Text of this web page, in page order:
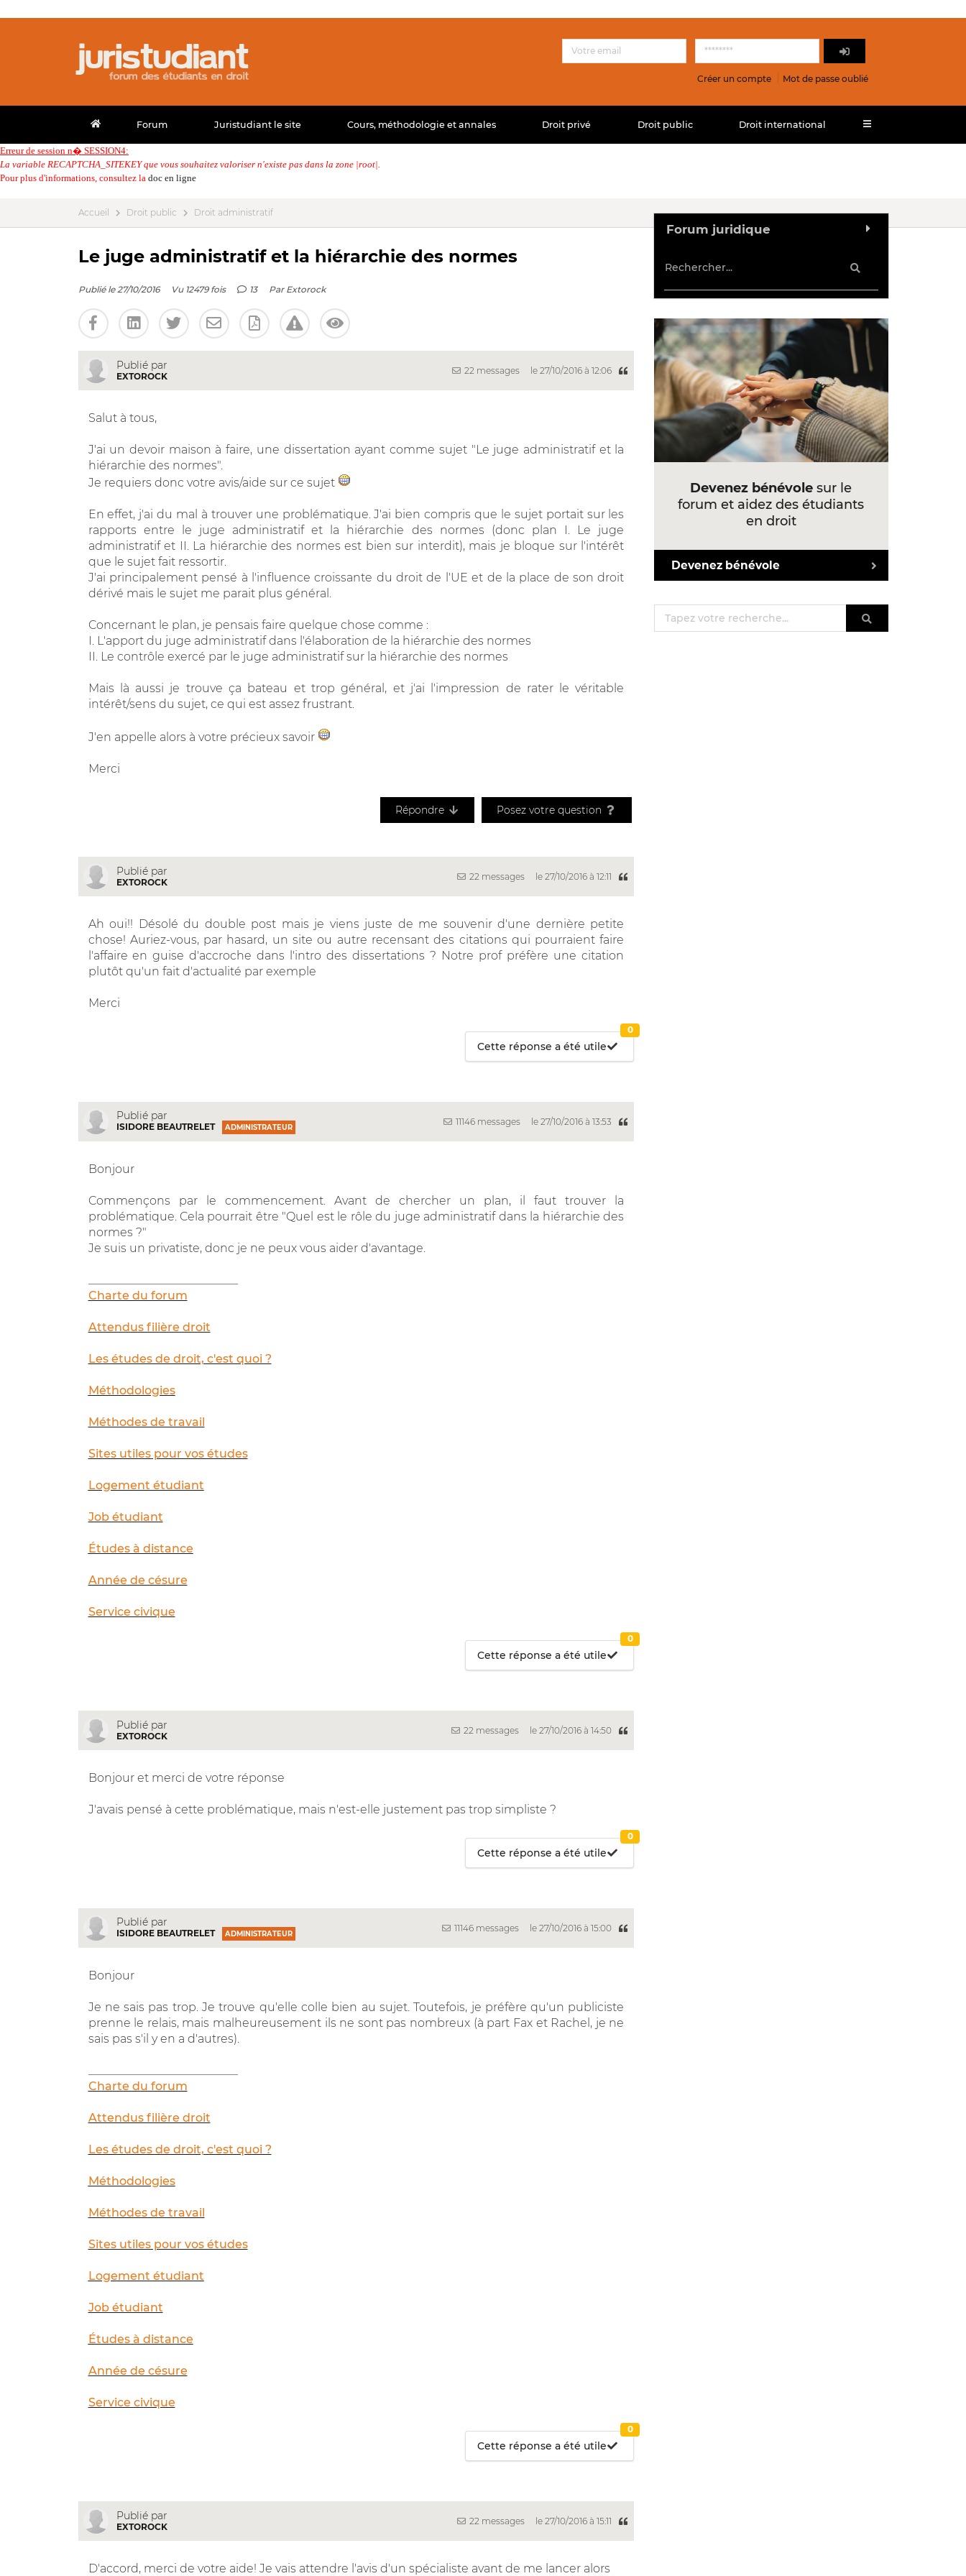
Créer un compte Mot de passe oublié
Forum Juristudiant le site Cours, méthodologie et annales Droit privé Droit public Droit international
Erreur de session n� SESSION4:
La variable RECAPTCHA_SITEKEY que vous souhaitez valoriser n'existe pas dans la zone |root|.
Pour plus d'informations, consultez la doc en ligne
Accueil Droit public Droit administratif
Le juge administratif et la hiérarchie des normes
Publié le 27/10/2016 Vu 12479 fois 13 Par Extorock
Publié par
EXTOROCK
22 messages le 27/10/2016 à 12:06
Salut à tous,
J'ai un devoir maison à faire, une dissertation ayant comme sujet "Le juge administratif et la
hiérarchie des normes".
Je requiers donc votre avis/aide sur ce sujet
En effet, j'ai du mal à trouver une problématique. J'ai bien compris que le sujet portait sur les
rapports entre le juge administratif et la hiérarchie des normes (donc plan I. Le juge
administratif et II. La hiérarchie des normes est bien sur interdit), mais je bloque sur l'intérêt
que le sujet fait ressortir.
J'ai principalement pensé à l'influence croissante du droit de l'UE et de la place de son droit
dérivé mais le sujet me parait plus général.
Concernant le plan, je pensais faire quelque chose comme :
I. L'apport du juge administratif dans l'élaboration de la hiérarchie des normes
II. Le contrôle exercé par le juge administratif sur la hiérarchie des normes
Mais là aussi je trouve ça bateau et trop général, et j'ai l'impression de rater le véritable
intérêt/sens du sujet, ce qui est assez frustrant.
J'en appelle alors à votre précieux savoir
Merci
Répondre Posez votre question
Publié par
EXTOROCK
22 messages le 27/10/2016 à 12:11
Ah oui!! Désolé du double post mais je viens juste de me souvenir d'une dernière petite
chose! Auriez-vous, par hasard, un site ou autre recensant des citations qui pourraient faire
l'affaire en guise d'accroche dans l'intro des dissertations ? Notre prof préfère une citation
plutôt qu'un fait d'actualité par exemple
Merci
Cette réponse a été utile
0
Publié par
ISIDORE BEAUTRELET ADMINISTRATEUR
11146 messages le 27/10/2016 à 13:53
Bonjour
Commençons par le commencement. Avant de chercher un plan, il faut trouver la
problématique. Cela pourrait être "Quel est le rôle du juge administratif dans la hiérarchie des
normes ?"
Je suis un privatiste, donc je ne peux vous aider d'avantage.
Charte du forum
Attendus filière droit
Les études de droit, c'est quoi ?
Méthodologies
Méthodes de travail
Sites utiles pour vos études
Logement étudiant
Job étudiant
Études à distance
Année de césure
Service civique
Cette réponse a été utile
0
Publié par
EXTOROCK
22 messages le 27/10/2016 à 14:50
Bonjour et merci de votre réponse
J'avais pensé à cette problématique, mais n'est-elle justement pas trop simpliste ?
Cette réponse a été utile
0
Publié par
ISIDORE BEAUTRELET ADMINISTRATEUR
11146 messages le 27/10/2016 à 15:00
Bonjour
Je ne sais pas trop. Je trouve qu'elle colle bien au sujet. Toutefois, je préfère qu'un publiciste
prenne le relais, mais malheureusement ils ne sont pas nombreux (à part Fax et Rachel, je ne
sais pas s'il y en a d'autres).
Charte du forum
Attendus filière droit
Les études de droit, c'est quoi ?
Méthodologies
Méthodes de travail
Sites utiles pour vos études
Logement étudiant
Job étudiant
Études à distance
Année de césure
Service civique
Cette réponse a été utile
0
Publié par
EXTOROCK
22 messages le 27/10/2016 à 15:11
D'accord, merci de votre aide! Je vais attendre l'avis d'un spécialiste avant de me lancer alors
Forum juridique
Devenez bénévole sur le
forum et aidez des étudiants
en droit
Devenez bénévole